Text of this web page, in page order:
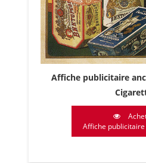
Affiche publicitaire
Affiche publicitaire